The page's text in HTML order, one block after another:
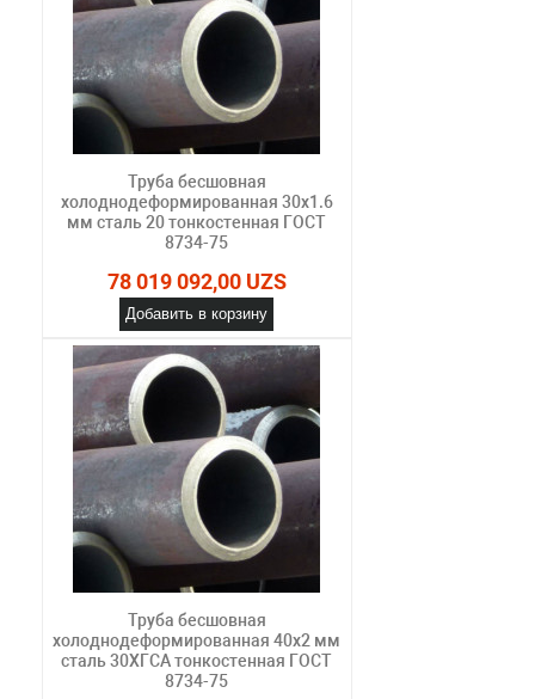
Труба бесшовная
холоднодеформированная 30х1.6
мм сталь 20 тонкостенная ГОСТ
8734-75
78 019 092,00 UZS
Добавить в корзину
Труба бесшовная
холоднодеформированная 40х2 мм
сталь 30ХГСА тонкостенная ГОСТ
8734-75